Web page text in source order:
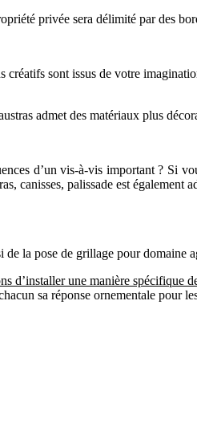
privée sera délimité par des
sont issus de votre
admet des matériaux plus
d’un vis-à-vis important ? Si
canisses, palissade est également
de la pose de grillage pour domaine
d’installer une manière spécifique
sa réponse ornementale pour